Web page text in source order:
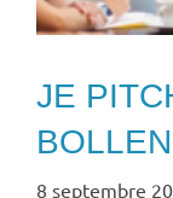
JE
8 septembre